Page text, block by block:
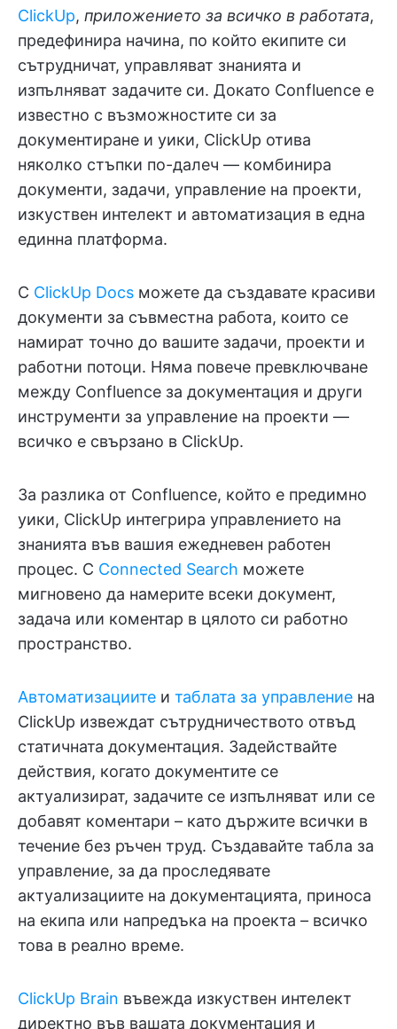
ClickUp, приложението за всичко в работата,
предефинира начина, по който екипите си
сътрудничат, управляват знанията и
изпълняват задачите си. Докато Confluence е
известно с възможностите си за
документиране и уики, ClickUp отива
няколко стъпки по-далеч — комбинира
документи, задачи, управление на проекти,
изкуствен интелект и автоматизация в една
единна платформа.
С ClickUp Docs можете да създавате красиви
документи за съвместна работа, които се
намират точно до вашите задачи, проекти и
работни потоци. Няма повече превключване
между Confluence за документация и други
инструменти за управление на проекти —
всичко е свързано в ClickUp.
За разлика от Confluence, който е предимно
уики, ClickUp интегрира управлението на
знанията във вашия ежедневен работен
процес. С Connected Search можете
мигновено да намерите всеки документ,
задача или коментар в цялото си работно
пространство.
Автоматизациите и таблата за управление на
ClickUp извеждат сътрудничеството отвъд
статичната документация. Задействайте
действия, когато документите се
актуализират, задачите се изпълняват или се
добавят коментари – като държите всички в
течение без ръчен труд. Създавайте табла за
управление, за да проследявате
актуализациите на документацията, приноса
на екипа или напредъка на проекта – всичко
това в реално време.
ClickUp Brain въвежда изкуствен интелект
директно във вашата документация и